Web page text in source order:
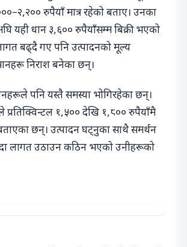
रुपैयाँ मात्र रहेको बताए। उनका
यही धान ३,६०० रुपैयाँसम्म बिक्री भएको
बढ्दै गए पनि उत्पादनको मूल्य
निराश बनेका छन्।
पनि यस्तै समस्या भोगिरहेका छन्।
१,५०० देखि १,८०० रुपैयाँमै
छन्। उत्पादन घट्नुका साथै समर्थन
लागत उठाउन कठिन भएको उनीहरूको